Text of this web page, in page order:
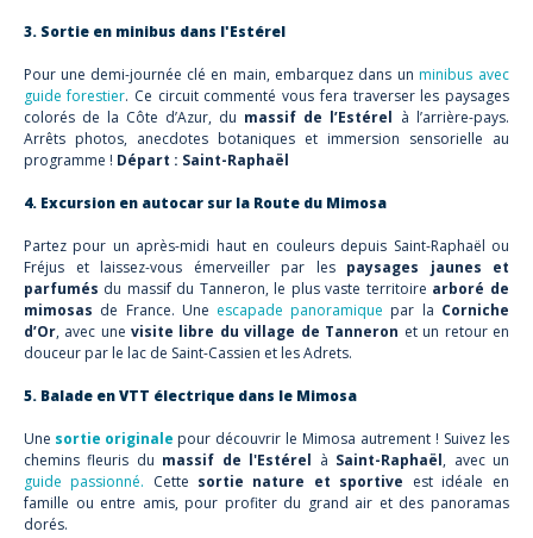
3. Sortie en minibus dans l'Estérel
Pour une demi-journée clé en main, embarquez dans un minibus avec
guide forestier. Ce circuit commenté vous fera traverser les paysages
colorés de la Côte d’Azur, du massif de l’Estérel à l’arrière-pays.
Arrêts photos, anecdotes botaniques et immersion sensorielle au
programme ! Départ : Saint-Raphaël
4. Excursion en autocar sur la Route du Mimosa
Partez pour un après-midi haut en couleurs depuis Saint-Raphaël ou
Fréjus et laissez-vous émerveiller par les paysages jaunes et
parfumés du massif du Tanneron, le plus vaste territoire arboré de
mimosas de France. Une escapade panoramique par la Corniche
d’Or, avec une visite libre du village de Tanneron et un retour en
douceur par le lac de Saint-Cassien et les Adrets.
5. Balade en VTT électrique dans le Mimosa
Une sortie originale pour découvrir le Mimosa autrement ! Suivez les
chemins fleuris du massif de l'Estérel à Saint-Raphaël, avec un
guide passionné. Cette sortie nature et sportive est idéale en
famille ou entre amis, pour profiter du grand air et des panoramas
dorés.